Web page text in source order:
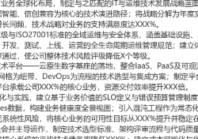
中台，平台管理超过XXX万个智能终
字化底座，与多家大型国企及政府机
监
市目标与业务全球化布局，制定与之匹
评估下一代技术栈方向，确定以云原